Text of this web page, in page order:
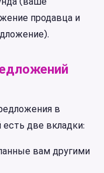
продавца и
в
две вкладки:
вам другими